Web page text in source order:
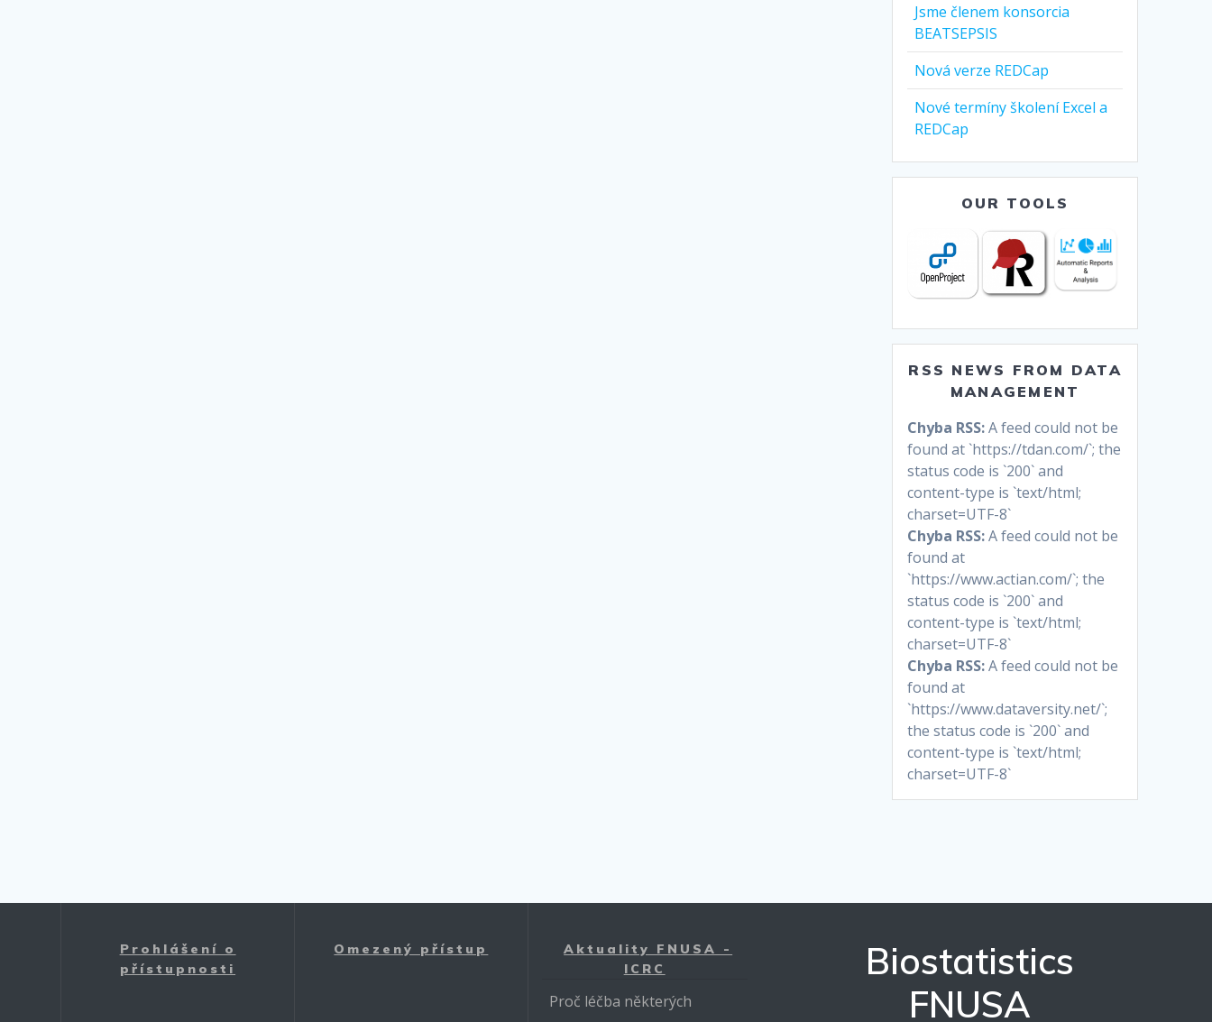
Jsme členem konsorcia
BEATSEPSIS
Nová verze REDCap
Nové termíny školení Excel a
REDCap
OUR TOOLS
RSS NEWS FROM DATA
MANAGEMENT
Chyba RSS:A feed could not be
found at `https://tdan.com/`; the
status code is `200` and
content-type is `text/html;
charset=UTF-8`
Chyba RSS:A feed could not be
found at
`https://www.actian.com/`; the
status code is `200` and
content-type is `text/html;
charset=UTF-8`
Chyba RSS:A feed could not be
found at
`https://www.dataversity.net/`;
the status code is `200` and
content-type is `text/html;
charset=UTF-8`
Prohlášení o
přístupnosti
Omezený přístup
Aktuality FNUSA -
ICRC
Proč léčba některých
Biostatistics
FNUSA